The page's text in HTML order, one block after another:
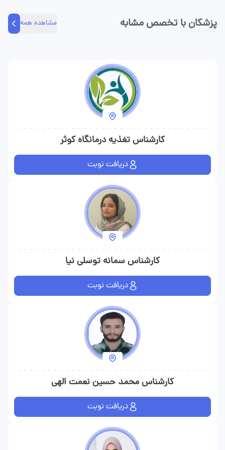
پزشکان با تخصص مشابه مشاهده همه
کارشناس تغذیه درمانگاه کوثر
دریافت نوبت
کارشناس سمانه توسلی نیا
دریافت نوبت
کارشناس محمد حسین نعمت الهی
دریافت نوبت